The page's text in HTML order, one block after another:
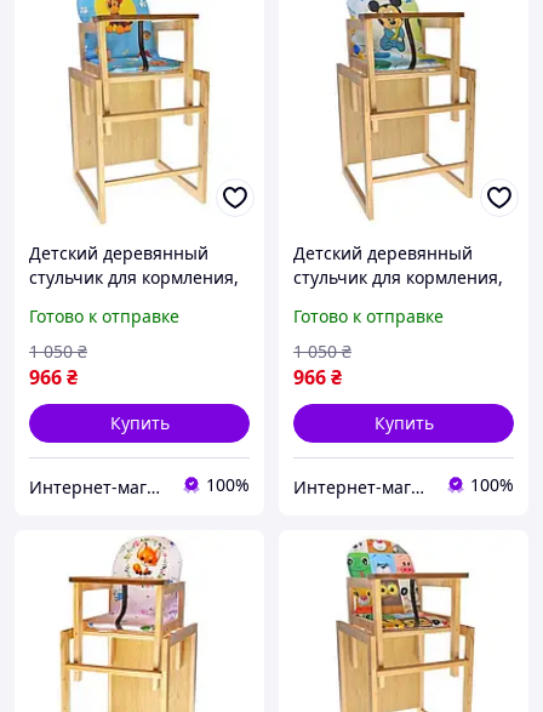
Детский деревянный
стульчик для кормления,
"Щенячий патруль".
Готово к отправке
966₴
1 050 ₴
Купить
Интернет-магазин "IgroShop" 100%
Детский деревянный
стульчик для кормления,
"My little boy".
Готово к отправке
966₴
1 050 ₴
Купить
Интернет-магазин "IgroShop" 100%